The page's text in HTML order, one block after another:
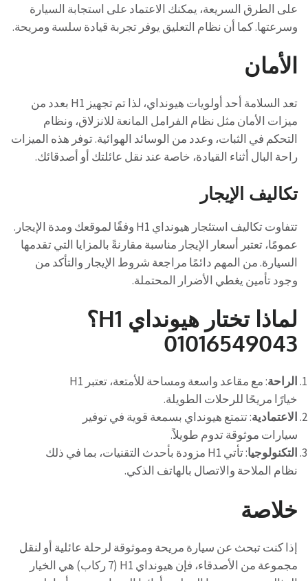
على الطرق السريعة، يمكنك الاعتماد على استجابة السيارة
وسرعتها. كما أن نظام التعليق يوفر تجربة قيادة سلسة ومريحة.
الأمان
تعد السلامة أحد أولويات هيونداي، لذا تم تجهيز H1 بعدد من
ميزات الأمان مثل نظام الفرامل المانعة للانزلاق، ونظام
التحكم في الثبات، وعدد من الوسائد الهوائية. توفر هذه الميزات
راحة البال أثناء القيادة، خاصة عند نقل عائلتك أو أصدقائك.
تكاليف الإيجار
تتفاوت تكاليف استئجار هيونداي H1 وفقًا لموقعك ومدة الإيجار.
عمومًا، تعتبر أسعار الإيجار مناسبة مقارنةً بالمزايا التي تقدمها
السيارة. من المهم دائمًا مراجعة شروط الإيجار والتأكد من
وجود تأمين يغطي الأضرار المحتملة.
لماذا تختار هيونداي H1؟
01016549043
الراحة
: مع مقاعد واسعة ومساحة للأمتعة، تعتبر H1
خيارًا مريحًا للرحلات الطويلة.
الاعتمادية: تتمتع هيونداي بسمعة قوية في توفير
سيارات موثوقة تدوم طويلاً.
التكنولوجيا
: تأتي H1 مزودة بأحدث التقنيات، بما في ذلك
نظام الملاحة والاتصال بالهاتف الذكي.
خلاصة
إذا كنت تبحث عن سيارة مريحة وموثوقة لرحلة عائلية أو لنقل
مجموعة من الأصدقاء، فإن هيونداي H1 (7 ركاب) هي الخيار